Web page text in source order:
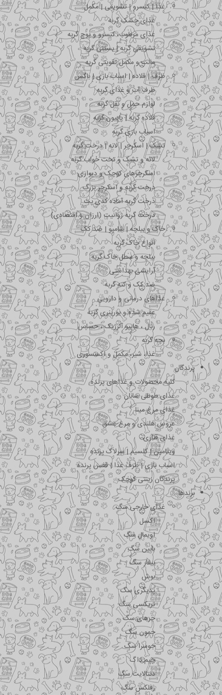
غذا | کنسرو | تشویقی | مکمل
غذای خشک گربه
غذای مرطوب، کنسرو و پوچ گربه
تشویقی گربه | بستنی گربه
مالت و مکمل تقویتی گربه
ظرف | قلاده | اسباب بازی | باکس
ظرف آب و غذای گربه
لوازم حمل و نقل گربه
قلاده گربه | پاپیون گربه
اسباب بازی گربه
تشک | اسکرچر | لانه | درخت گربه
لانه و تشک و تخت خواب گربه
اسکرچرهای کوچک و دیواری
درخت گربه و اسکرچر بزرگ
درخت گربه آماده کدی پت
درخت گربه ژوانیت (ارزان و اقتصادی)
خاک و بیلچه | شامپو | ضد کک
انواع خاک گربه
بیلچه و سطل خاک گربه
آرایشی بهداشتی
ضد کک و کنه گربه
غذاهای درمانی و دارویی
عقیم شده و یورینری گربه
رنال ، هایپو آلرژیک ، حساس
بچه گربه
غذا، شیر، مکمل و اکسسوری
پرندگان
کلیه محصولات و غذاهای پرنده
غذای طوطی سانان
غذای مرغ مینا
عروس هلندی و مرغ عشق
غذای قناری
ویتامین | کلسیم | سرلاک پرنده
اسباب بازی | ظرف غذا | قفس پرنده
پرندگان زینتی کوچک
برندها
غذای خارجی سگ
اکسل
اویمال سگ
بابین سگ
بیفار سگ
بوش
پدیگری سگ
تریکسی سگ
جرهای سگ
جمون سگ
جوسرا سگ
جیم داگ
دنتالایت سگ
رفلکس سگ